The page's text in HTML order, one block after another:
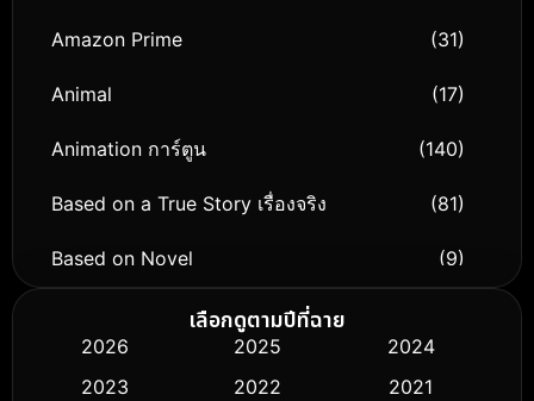
Amazon Prime (31)
Animal (17)
Animation การ์ตูน (140)
Based on a True Story เรื่องจริง (81)
Based on Novel (9)
Biography ชีวิตจริงเลือกดูตามปีที่ฉาย
2026 2025
2024
2023
2022
2021